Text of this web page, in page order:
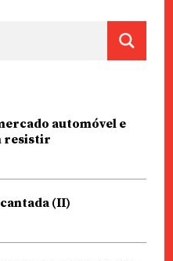
automóvel e
resistir
(II)